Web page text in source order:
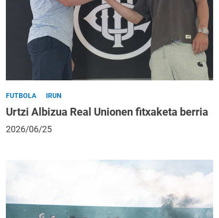
FUTBOLA IRUN
Urtzi Albizua Real Unionen fitxaketa berria
2026/06/25